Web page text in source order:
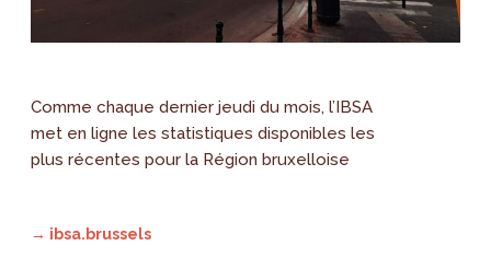
Comme chaque dernier jeudi du mois, l’IBSA
met en ligne les statistiques disponibles les
plus récentes pour la Région bruxelloise
→ ibsa.brussels